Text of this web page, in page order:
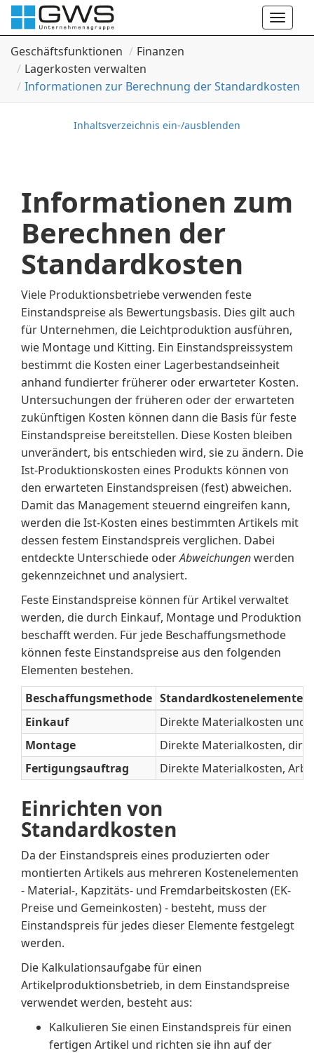
Toggle
Geschäftsfunktionen
Finanzen
Lagerkosten verwalten
Informationen zur Berechnung der Standardkosten
Inhaltsverzeichnis ein-/ausblenden
Informationen zum
Berechnen der
Standardkosten
Viele Produktionsbetriebe verwenden feste
Einstandspreise als Bewertungsbasis. Dies gilt auch
für Unternehmen, die Leichtproduktion ausführen,
wie Montage und Kitting. Ein Einstandspreissystem
bestimmt die Kosten einer Lagerbestandseinheit
anhand fundierter früherer oder erwarteter Kosten.
Untersuchungen der früheren oder der erwarteten
zukünftigen Kosten können dann die Basis für feste
Einstandspreise bereitstellen. Diese Kosten bleiben
unverändert, bis entschieden wird, sie zu ändern. Die
Ist-Produktionskosten eines Produkts können von
den erwarteten Einstandspreisen (fest) abweichen.
Damit das Management steuernd eingreifen kann,
werden die Ist-Kosten eines bestimmten Artikels mit
dessen festem Einstandspreis verglichen. Dabei
entdeckte Unterschiede oderAbweichungenwerden
gekennzeichnet und analysiert.
Feste Einstandspreise können für Artikel verwaltet
werden, die durch Einkauf, Montage und Produktion
beschafft werden. Für jede Beschaffungsmethode
können feste Einstandspreise aus den folgenden
Elementen bestehen.
Beschaffungsmethode Standardkostenelemente
Einkauf
Direkte Materialkosten und
Montage
Direkte Materialkosten,
Fertigungsauftrag
Direkte Materialkosten,
Einrichten von
Standardkosten
Da der Einstandspreis eines produzierten oder
montierten Artikels aus mehreren Kostenelementen
- Material-, Kapzitäts- und Fremdarbeitskosten (EK-
Preise und Gemeinkosten) - besteht, muss der
Einstandspreis für jedes dieser Elemente festgelegt
werden.
Die Kalkulationsaufgabe für einen
Artikelproduktionsbetrieb, in dem Einstandspreise
verwendet werden, besteht aus:
Kalkulieren Sie einen Einstandspreis für einen
fertigen Artikel und richten sie ihn auf der